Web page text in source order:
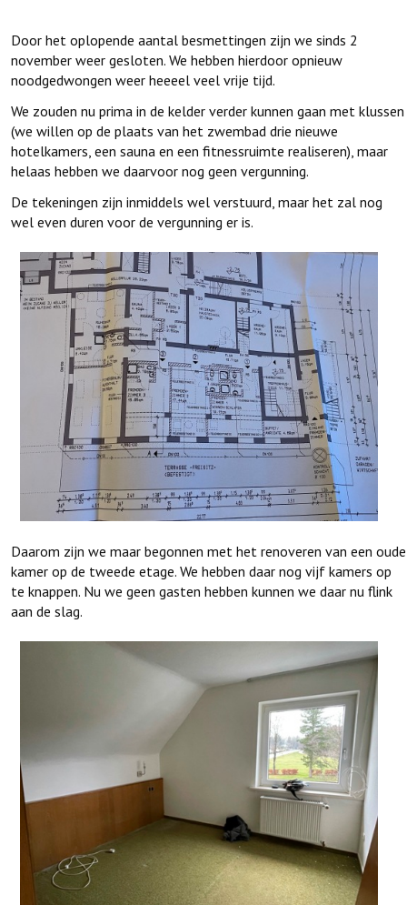
Door het oplopende aantal besmettingen zijn we sinds 2
november weer gesloten. We hebben hierdoor opnieuw
noodgedwongen weer heeeel veel vrije tijd.
We zouden nu prima in de kelder verder kunnen gaan met klussen
(we willen op de plaats van het zwembad drie nieuwe
hotelkamers, een sauna en een fitnessruimte realiseren), maar
helaas hebben we daarvoor nog geen vergunning.
De tekeningen zijn inmiddels wel verstuurd, maar het zal nog
wel even duren voor de vergunning er is.
Daarom zijn we maar begonnen met het renoveren van een oude
kamer op de tweede etage. We hebben daar nog vijf kamers op
te knappen. Nu we geen gasten hebben kunnen we daar nu flink
aan de slag.